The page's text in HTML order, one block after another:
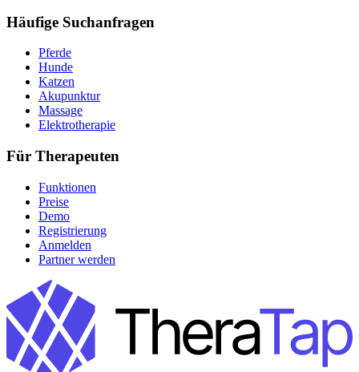
Häufige Suchanfragen
Pferde
Hunde
Katzen
Akupunktur
Massage
Elektrotherapie
Für Therapeuten
Funktionen
Preise
Demo
Registrierung
Anmelden
Partner werden